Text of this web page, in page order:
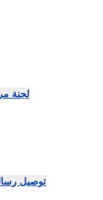
لجنة
توصيل